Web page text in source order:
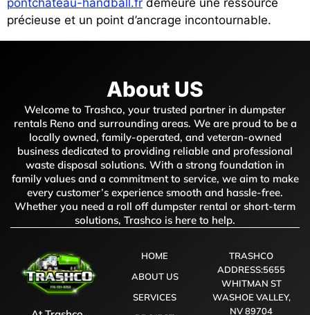
pontchateau-handball.fr demeure une ressource
précieuse et un point d’ancrage incontournable.
About US
Welcome to Trashco, your trusted partner in dumpster
rentals Reno and surrounding areas. We are proud to be a
locally owned, family-operated, and veteran-owned
business dedicated to providing reliable and professional
waste disposal solutions. With a strong foundation in
family values and a commitment to service, we aim to make
every customer’s experience smooth and hassle-free.
Whether you need a roll off dumpster rental or short-term
solutions, Trashco is here to help.
HOME
ABOUT US
SERVICES
TRASHCO
ADDRESS:5655
WHITMAN ST
WASHOE VALLEY,
NV 89704